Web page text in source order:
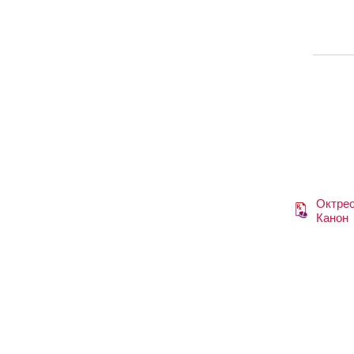
Канон